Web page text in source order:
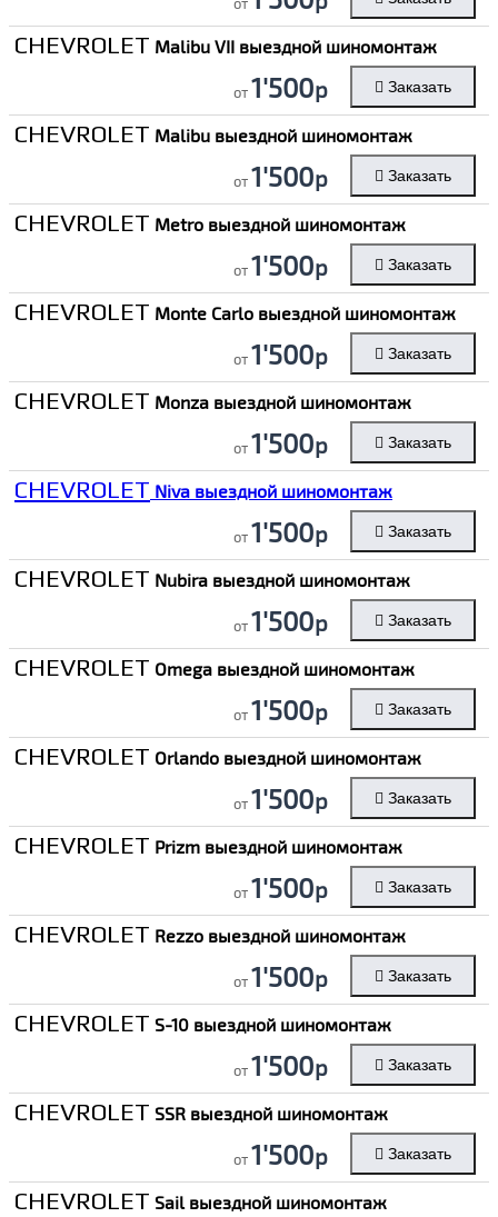
CHEVROLET Malibu VII выездной шиномонтаж
от1'500р Заказать
CHEVROLET Malibu выездной шиномонтаж
от1'500р Заказать
CHEVROLET Metro выездной шиномонтаж
от1'500р Заказать
CHEVROLET Monte Carlo выездной шиномонтаж
от1'500р Заказать
CHEVROLET Monza выездной шиномонтаж
от1'500р Заказать
CHEVROLET Niva выездной шиномонтаж
от1'500р Заказать
CHEVROLET Nubira выездной шиномонтаж
от1'500р Заказать
CHEVROLET Omega выездной шиномонтаж
от1'500р Заказать
CHEVROLET Orlando выездной шиномонтаж
от1'500р Заказать
CHEVROLET Prizm выездной шиномонтаж
от1'500р Заказать
CHEVROLET Rezzo выездной шиномонтаж
от1'500р Заказать
CHEVROLET S-10 выездной шиномонтаж
от1'500р Заказать
CHEVROLET SSR выездной шиномонтаж
от1'500р Заказать
CHEVROLET Sail выездной шиномонтаж